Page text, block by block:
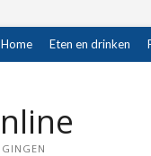
Home Eten en drinken